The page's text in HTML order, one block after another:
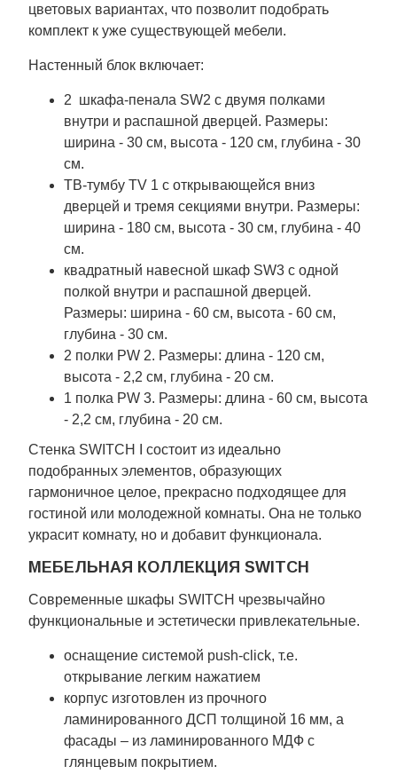
цветовых вариантах, что позволит подобрать
комплект к уже существующей мебели.
Настенный блок включает:
2 шкафа-пенала SW2 с двумя полками
внутри и распашной дверцей. Размеры:
ширина - 30 см, высота - 120 см, глубина - 30
см.
ТВ-тумбу TV 1 с открывающейся вниз
дверцей и тремя секциями внутри. Размеры:
ширина - 180 см, высота - 30 см, глубина - 40
см.
квадратный навесной шкаф SW3 с одной
полкой внутри и распашной дверцей.
Размеры: ширина - 60 см, высота - 60 см,
глубина - 30 см.
2 полки PW 2. Размеры: длина - 120 см,
высота - 2,2 см, глубина - 20 см.
1 полка PW 3. Размеры: длина - 60 см, высота
- 2,2 см, глубина - 20 см.
Стенка SWITCH I состоит из идеально
подобранных элементов, образующих
гармоничное целое, прекрасно подходящее для
гостиной или молодежной комнаты. Она не только
украсит комнату, но и добавит функционала.
МЕБЕЛЬНАЯ КОЛЛЕКЦИЯ SWITCH
Современные шкафы SWITCH чрезвычайно
функциональные и эстетически привлекательные.
оснащение системой push-click, т.е.
открывание легким нажатием
корпус изготовлен из прочного
ламинированного ДСП толщиной 16 мм, а
фасады – из ламинированного МДФ с
глянцевым покрытием.